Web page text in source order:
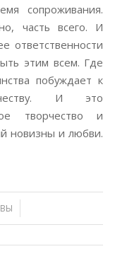
сопроживания.
часть всего. И
ответственности
этим всем. Где
побуждает к
И это
творчество и
новизны и любви.